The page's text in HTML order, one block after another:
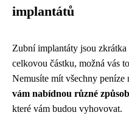
implantátů
Zubní implantáty jsou
celkovou částku, možná vás
Nemusíte mít všechny peníze
vám nabídnou různé
které vám budou vyhovovat.